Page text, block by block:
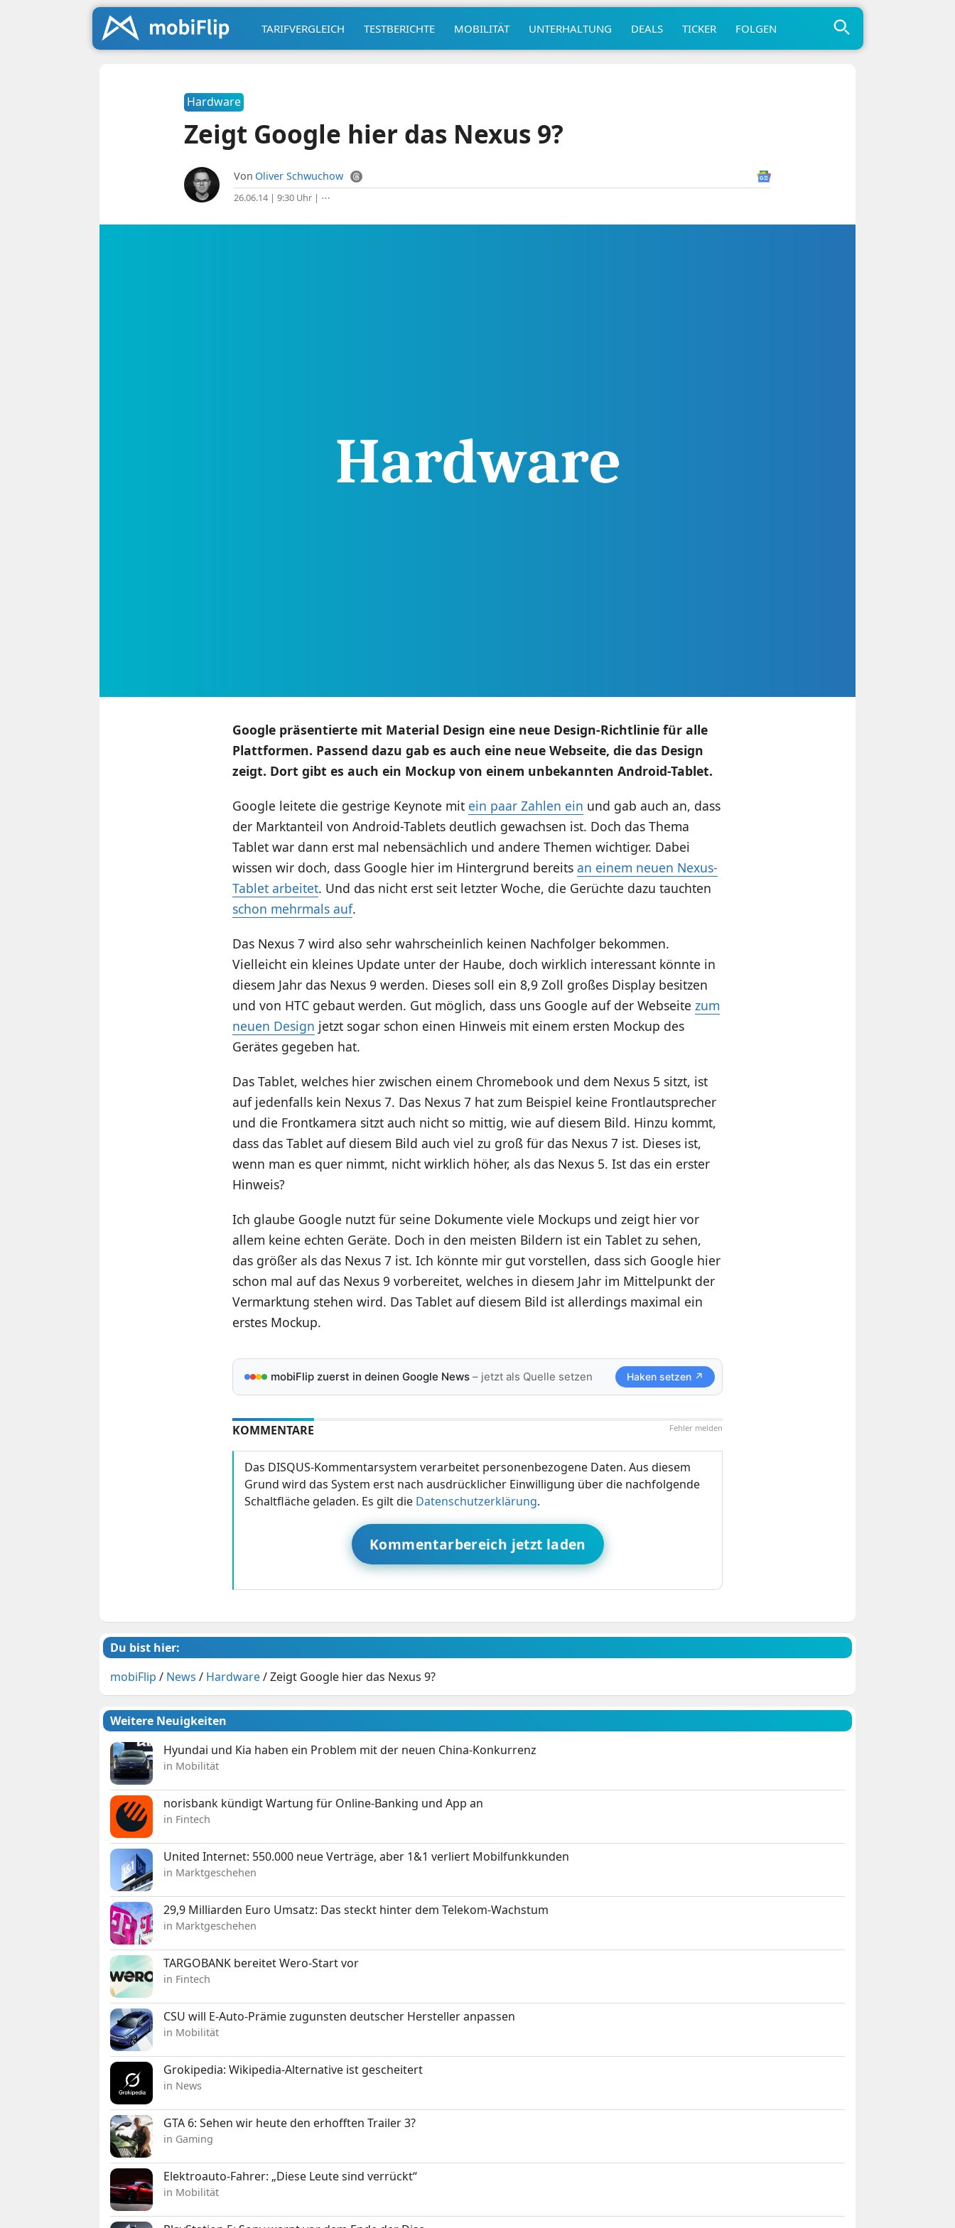
TARIFVERGLEICH TESTBERICHTE MOBILITÄT UNTERHALTUNG DEALS TICKER FOLGEN
Hardware
Zeigt Google hier das Nexus 9?
Von Oliver Schwuchow
26.06.14 | 9:30 Uhr| ⋯
Google präsentierte mit Material Design eine neue Design-Richtlinie für alle
Plattformen. Passend dazu gab es auch eine neue Webseite, die das Design
zeigt. Dort gibt es auch ein Mockup von einem unbekannten Android-Tablet.
Google leitete die gestrige Keynote mit ein paar Zahlen ein und gab auch an, dass
der Marktanteil von Android-Tablets deutlich gewachsen ist. Doch das Thema
Tablet war dann erst mal nebensächlich und andere Themen wichtiger. Dabei
wissen wir doch, dass Google hier im Hintergrund bereits an einem neuen Nexus-
Tablet arbeitet. Und das nicht erst seit letzter Woche, die Gerüchte dazu tauchten
schon mehrmals auf.
Das Nexus 7 wird also sehr wahrscheinlich keinen Nachfolger bekommen.
Vielleicht ein kleines Update unter der Haube, doch wirklich interessant könnte in
diesem Jahr das Nexus 9 werden. Dieses soll ein 8,9 Zoll großes Display besitzen
und von HTC gebaut werden. Gut möglich, dass uns Google auf der Webseite zum
neuen Design jetzt sogar schon einen Hinweis mit einem ersten Mockup des
Gerätes gegeben hat.
Das Tablet, welches hier zwischen einem Chromebook und dem Nexus 5 sitzt, ist
auf jedenfalls kein Nexus 7. Das Nexus 7 hat zum Beispiel keine Frontlautsprecher
und die Frontkamera sitzt auch nicht so mittig, wie auf diesem Bild. Hinzu kommt,
dass das Tablet auf diesem Bild auch viel zu groß für das Nexus 7 ist. Dieses ist,
wenn man es quer nimmt, nicht wirklich höher, als das Nexus 5. Ist das ein erster
Hinweis?
Ich glaube Google nutzt für seine Dokumente viele Mockups und zeigt hier vor
allem keine echten Geräte. Doch in den meisten Bildern ist ein Tablet zu sehen,
das größer als das Nexus 7 ist. Ich könnte mir gut vorstellen, dass sich Google hier
schon mal auf das Nexus 9 vorbereitet, welches in diesem Jahr im Mittelpunkt der
Vermarktung stehen wird. Das Tablet auf diesem Bild ist allerdings maximal ein
erstes Mockup.
mobiFlip zuerst in deinen Google News– jetzt als Quelle setzen Haken setzen ↗
Fehler melden
KOMMENTARE
Das DISQUS-Kommentarsystem verarbeitet personenbezogene Daten. Aus diesem
Grund wird das System erst nach ausdrücklicher Einwilligung über die nachfolgende
Schaltfläche geladen. Es gilt die Datenschutzerklärung.
Kommentarbereich jetzt laden
Du bist hier:
mobiFlip / News / Hardware/Zeigt Google hier das Nexus 9?
Weitere Neuigkeiten
Hyundai und Kia haben ein Problem mit der neuen China-Konkurrenz
in Mobilität
norisbank kündigt Wartung für Online-Banking und App an
in Fintech
United Internet: 550.000 neue Verträge, aber 1&1 verliert Mobilfunkkunden
in Marktgeschehen
29,9 Milliarden Euro Umsatz: Das steckt hinter dem Telekom-Wachstum
in Marktgeschehen
TARGOBANK bereitet Wero-Start vor
in Fintech
CSU will E-Auto-Prämie zugunsten deutscher Hersteller anpassen
in Mobilität
Grokipedia: Wikipedia-Alternative ist gescheitert
in News
GTA 6: Sehen wir heute den erhofften Trailer 3?
in Gaming
Elektroauto-Fahrer: „Diese Leute sind verrückt“
in Mobilität